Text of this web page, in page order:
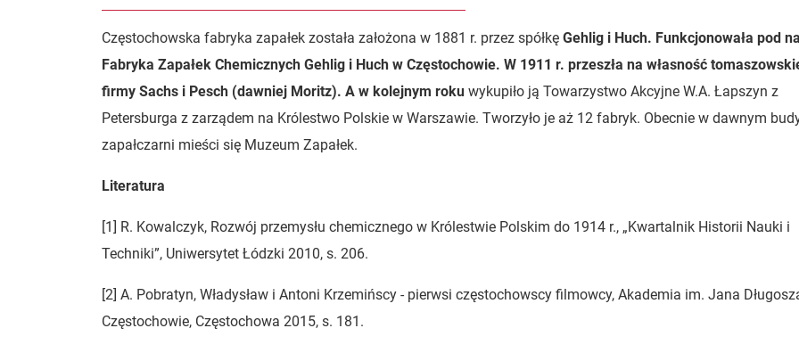
Częstochowska fabryka zapałek została założona w 1881 r. przez spółkę Gehlig i Huch. Funkcjonowała pod
Fabryka Zapałek Chemicznych Gehlig i Huch w Częstochowie. W 1911 r. przeszła na własność
firmy Sachs i Pesch (dawniej Moritz). A w kolejnym roku wykupiło ją Towarzystwo Akcyjne W.A. Łapszyn z
Petersburga z zarządem na Królestwo Polskie w Warszawie. Tworzyło je aż 12 fabryk. Obecnie w dawnym
zapałczarni mieści się Muzeum Zapałek.
Literatura
[1] R. Kowalczyk, Rozwój przemysłu chemicznego w Królestwie Polskim do 1914 r., „Kwartalnik Historii Nauki i
Techniki”, Uniwersytet Łódzki 2010, s. 206.
[2] A. Pobratyn, Władysław i Antoni Krzemińscy - pierwsi częstochowscy filmowcy, Akademia im. Jana
Częstochowie, Częstochowa 2015, s. 181.